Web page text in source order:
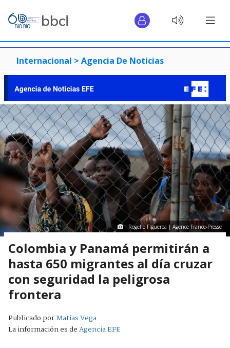
Internacional > Agencia De Noticias
Rogelio Figueroa | Agence France-Presse
Colombia y Panamá permitirán a
hasta 650 migrantes al día cruzar
con seguridad la peligrosa
frontera
Publicado porMatías Vega
La información es deAgencia EFE